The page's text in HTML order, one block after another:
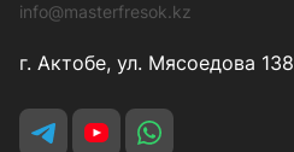
info@masterfresok.kz
г. Актобе, ул. Мясоедова 138